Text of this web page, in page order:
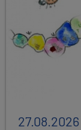
27.08.2026